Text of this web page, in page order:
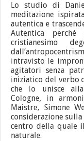
Lo studio di
meditazione
autentica e
Autentica
cristianesimo
intravisto le
agitatori senza
iniziatico del verbo
che lo unisce alla
Cologne, in
Maistre, Simone
considerazione
centro della quale
naturale.